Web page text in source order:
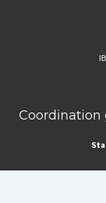
Coordination